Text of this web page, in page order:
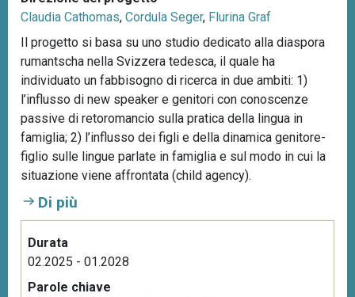
Claudia Cathomas, Cordula Seger, Flurina Graf
Il progetto si basa su uno studio dedicato alla diaspora
rumantscha nella Svizzera tedesca, il quale ha
individuato un fabbisogno di ricerca in due ambiti: 1)
l’influsso di new speaker e genitori con conoscenze
passive di retoromancio sulla pratica della lingua in
famiglia; 2) l’influsso dei figli e della dinamica genitore-
figlio sulle lingue parlate in famiglia e sul modo in cui la
situazione viene affrontata (child agency).
Di più
Durata
02.2025 - 01.2028
Parole chiave